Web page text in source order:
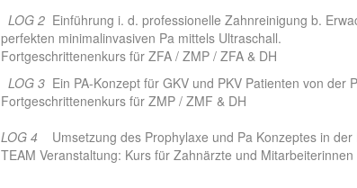
LOG 2 Einführung i. d. professionelle Zahnreinigung b.
perfekten minimalinvasiven Pa mittels Ultraschall.
Fortgeschrittenenkurs für ZFA / ZMP / ZFA & DH
LOG 3 Ein PA-Konzept für GKV und PKV Patienten von der
Fortgeschrittenenkurs für ZMP / ZMF & DH
LOG 4
Umsetzung des Prophylaxe und Pa Konzeptes in
TEAM Veranstaltung: Kurs für Zahnärzte und